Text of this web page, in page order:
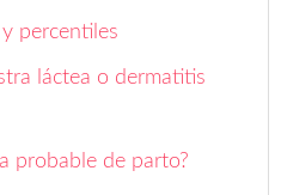
percentiles
láctea o dermatitis
probable de parto?